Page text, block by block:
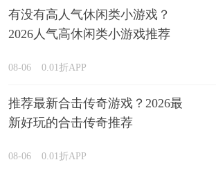
有没有高人气休闲类小游戏？
2026人气高休闲类小游戏推荐
08-06 0.01折APP
推荐最新合击传奇游戏？2026最
新好玩的合击传奇推荐
08-06 0.01折APP